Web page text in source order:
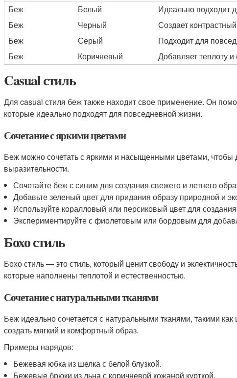
Беж
Белый
Идеально подходит
Беж
Черный
Создает
Беж
Серый
Подходит для
Беж
Коричневый Добавляет теплоту и
Casual стиль
Для casual стиля беж также находит свое применение. Он
которые идеально подходят для повседневной жизни.
Сочетание с яркими цветами
Беж можно сочетать с яркими и насыщенными цветами, чтобы
выразительности.
Сочетайте беж с синим для создания свежего и летнего
Добавьте зеленый цвет для придания образу природной и
Используйте коралловый или персиковый цвет для
Экспериментируйте с фиолетовым или бордовым для
Бохо стиль
Бохо стиль — это стиль, который ценит свободу и
которые наполнены теплотой и естественностью.
Сочетание с натуральными тканями
Беж идеально сочетается с натуральными тканями, такими
создать мягкий и комфортный образ.
Примеры нарядов:
Бежевая юбка из шелка с белой блузкой.
Бежевые брюки из льна с коричневой кожаной курткой.